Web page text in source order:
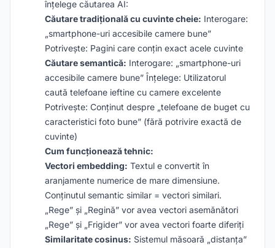
înțelege căutarea AI:
Căutare tradițională cu cuvinte cheie: Interogare:
„smartphone-uri accesibile camere bune”
Potrivește: Pagini care conțin exact acele cuvinte
Căutare semantică: Interogare: „smartphone-uri
accesibile camere bune” Înțelege: Utilizatorul
caută telefoane ieftine cu camere excelente
Potrivește: Conținut despre „telefoane de buget cu
caracteristici foto bune” (fără potrivire exactă de
cuvinte)
Cum funcționează tehnic:
Vectori embedding: Textul e convertit în
aranjamente numerice de mare dimensiune.
Conținutul semantic similar = vectori similari.
„Rege” și „Regină” vor avea vectori asemănători
„Rege” și „Frigider” vor avea vectori foarte diferiți
Similaritate cosinus: Sistemul măsoară „distanța”